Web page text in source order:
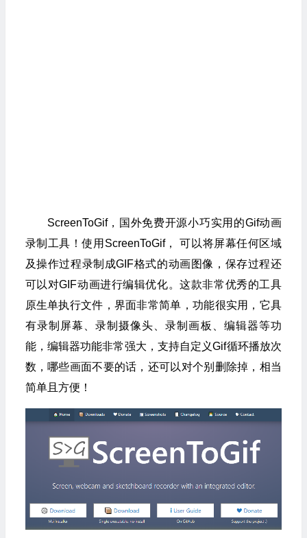
ScreenToGif，国外免费开源小巧实用的Gif动画
录制工具！使用ScreenToGif， 可以将屏幕任何区域
及操作过程录制成GIF格式的动画图像，保存过程还
可以对GIF动画进行编辑优化。这款非常优秀的工具
原生单执行文件，界面非常简单，功能很实用，它具
有录制屏幕、录制摄像头、录制画板、编辑器等功
能，编辑器功能非常强大，支持自定义Gif循环播放次
数，哪些画面不要的话，还可以对个别删除掉，相当
简单且方便！